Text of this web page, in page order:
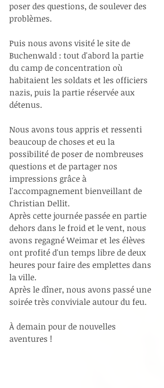
poser des questions, de soulever des
problèmes.
Puis nous avons visité le site de
Buchenwald : tout d'abord la partie
du camp de concentration où
habitaient les soldats et les officiers
nazis, puis la partie réservée aux
détenus.
Nous avons tous appris et ressenti
beaucoup de choses et eu la
possibilité de poser de nombreuses
questions et de partager nos
impressions grâce à
l'accompagnement bienveillant de
Christian Dellit.
Après cette journée passée en partie
dehors dans le froid et le vent, nous
avons regagné Weimar et les élèves
ont profité d'un temps libre de deux
heures pour faire des emplettes dans
la ville.
Après le dîner, nous avons passé une
soirée très conviviale autour du feu.
À demain pour de nouvelles
aventures !